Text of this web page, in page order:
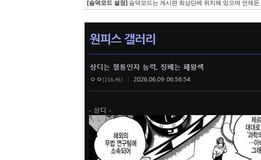
[숨덕모드 설정] 숨덕모드는 게시판 최상단에 위치해 있으며 언제